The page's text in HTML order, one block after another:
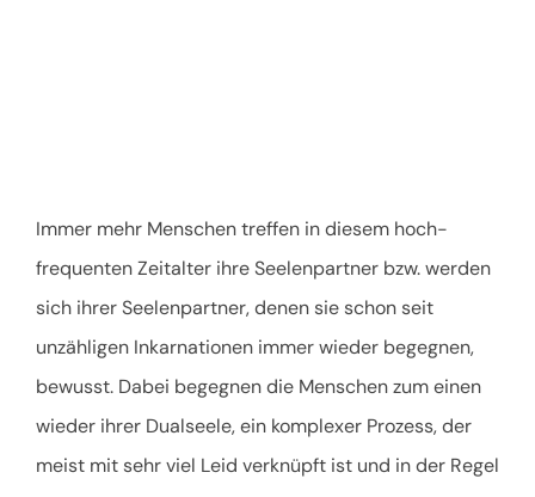
Immer mehr Menschen treffen in diesem hoch-
frequenten Zeitalter ihre Seelenpartner bzw. werden
sich ihrer Seelenpartner, denen sie schon seit
unzähligen Inkarnationen immer wieder begegnen,
bewusst. Dabei begegnen die Menschen zum einen
wieder ihrer Dualseele, ein komplexer Prozess, der
meist mit sehr viel Leid verknüpft ist und in der Regel